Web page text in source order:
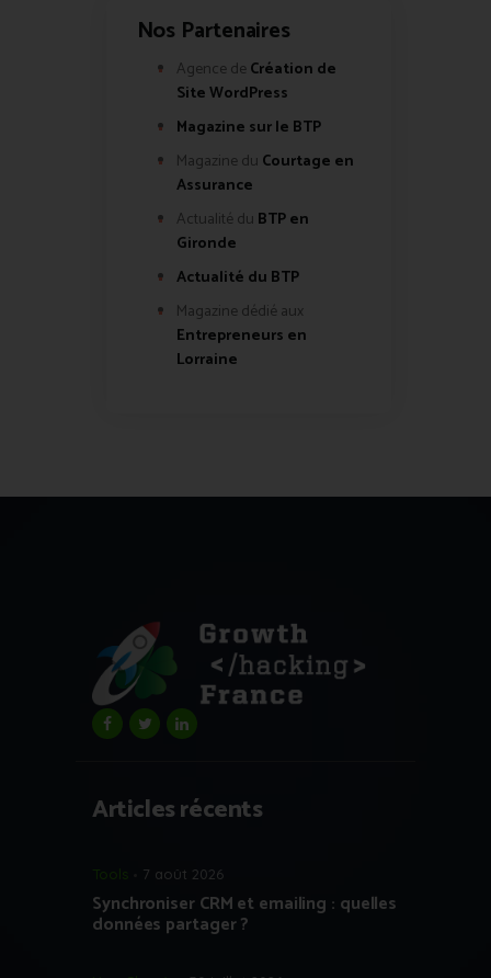
Nos Partenaires
Agence de Création de
Site WordPress
Magazine sur le BTP
Magazine du Courtage en
Assurance
Actualité du BTP en
Gironde
Actualité du BTP
Magazine dédié aux
Entrepreneurs en
Lorraine
Articles récents
Tools 7 août 2026
Synchroniser CRM et emailing : quelles
données partager ?